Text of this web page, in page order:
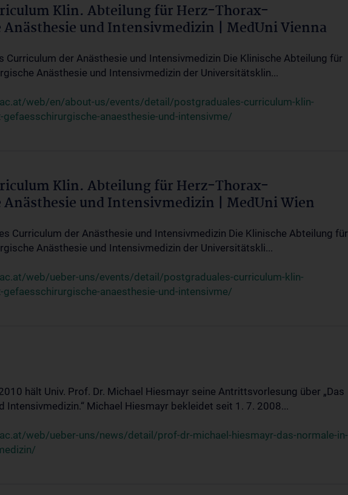
Klin. Abteilung für Herz-Thorax-
und Intensivmedizin | MedUni Vienna
Curriculum der Anästhesie und Intensivmedizin Die Klinische Abteilung für
Anästhesie und Intensivmedizin der Universitätsklin...
web/en/about-us/events/detail/postgraduales-curriculum-klin-
gefaesschirurgische-anaesthesie-und-intensivme/
Klin. Abteilung für Herz-Thorax-
und Intensivmedizin | MedUni Wien
Curriculum der Anästhesie und Intensivmedizin Die Klinische Abteilung für
Anästhesie und Intensivmedizin der Universitätskli...
web/ueber-uns/events/detail/postgraduales-curriculum-klin-
gefaesschirurgische-anaesthesie-und-intensivme/
hält Univ. Prof. Dr. Michael Hiesmayr seine Antrittsvorlesung über „Das
Intensivmedizin.“ Michael Hiesmayr bekleidet seit 1. 7. 2008...
web/ueber-uns/news/detail/prof-dr-michael-hiesmayr-das-normale-in-